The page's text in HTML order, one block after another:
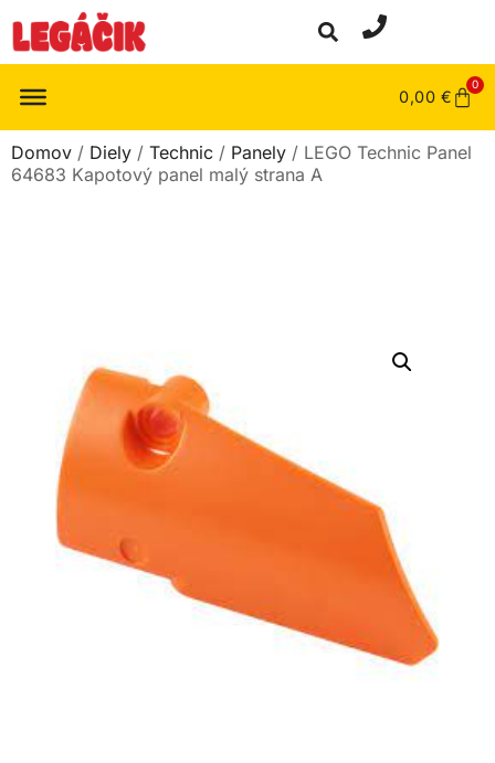
0,00 €
0
Domov / Diely / Technic / Panely / LEGO Technic Panel
64683 Kapotový panel malý strana A